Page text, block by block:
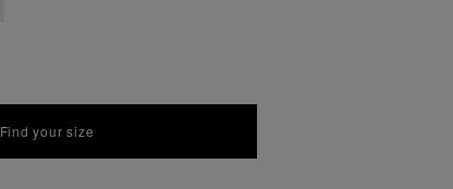
Find your size